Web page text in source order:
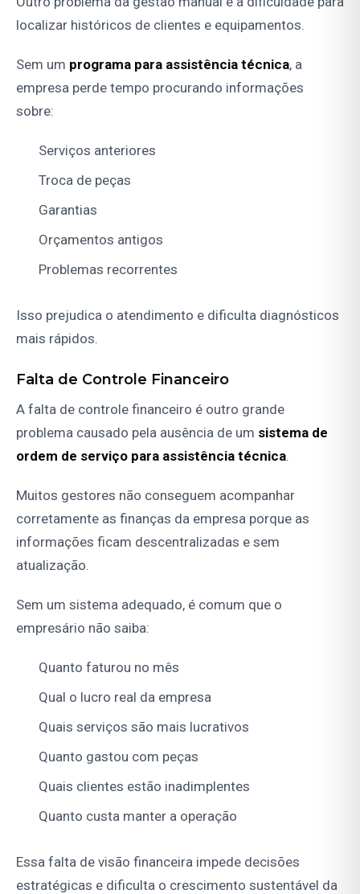
localizar históricos de clientes e equipamentos.
Sem um programa para assistência técnica, a
empresa perde tempo procurando informações
sobre:
Serviços anteriores
Troca de peças
Garantias
Orçamentos antigos
Problemas recorrentes
Isso prejudica o atendimento e dificulta diagnósticos
mais rápidos.
Falta de Controle Financeiro
A falta de controle financeiro é outro grande
problema causado pela ausência de um sistema de
ordem de serviço para assistência técnica.
Muitos gestores não conseguem acompanhar
corretamente as finanças da empresa porque as
informações ficam descentralizadas e sem
atualização.
Sem um sistema adequado, é comum que o
empresário não saiba:
Quanto faturou no mês
Qual o lucro real da empresa
Quais serviços são mais lucrativos
Quanto gastou com peças
Quais clientes estão inadimplentes
Quanto custa manter a operação
Essa falta de visão financeira impede decisões
estratégicas e dificulta o crescimento sustentável da